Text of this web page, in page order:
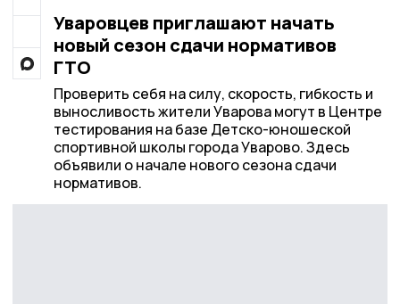
Уваровцев приглашают начать
новый сезон сдачи нормативов
ГТО
Проверить себя на силу, скорость, гибкость и
выносливость жители Уварова могут в Центре
тестирования на базе Детско-юношеской
спортивной школы города Уварово. Здесь
объявили о начале нового сезона сдачи
нормативов.